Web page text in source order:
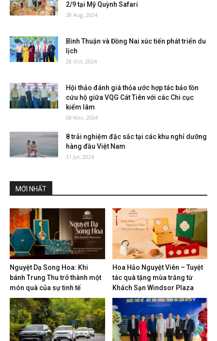
2/9 tại Mỹ Quỳnh Safari
28 Aug, 2024
Bình Thuận và Đồng Nai xúc tiến phát triển du
lịch
28 Oct, 2024
Hội thảo đánh giá thỏa ước hợp tác bảo tồn
cứu hộ giữa VQG Cát Tiên với các Chi cục
kiểm lâm
08 Nov, 2024
8 trải nghiệm đặc sắc tại các khu nghỉ dưỡng
hàng đầu Việt Nam
31 Jul, 2024
MỚI NHẤT
Nguyệt Dạ Song Hoa: Khi
bánh Trung Thu trở thành một
món quà của sự tinh tế
Hoa Hảo Nguyệt Viên – Tuyệt
tác quà tặng mùa trăng từ
Khách Sạn Windsor Plaza